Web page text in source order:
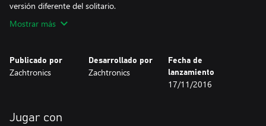
Mostrar más
Publicado por
Zachtronics
Desarrollado por
Zachtronics
Fecha de
lanzamiento
17/11/2016
Jugar con